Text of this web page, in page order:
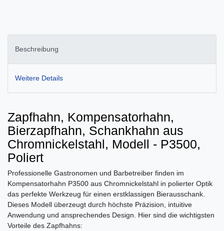
Beschreibung
Weitere Details
Zapfhahn, Kompensatorhahn,
Bierzapfhahn, Schankhahn aus
Chromnickelstahl, Modell - P3500,
Poliert
Professionelle Gastronomen und Barbetreiber finden im
Kompensatorhahn P3500 aus Chromnickelstahl in polierter Optik
das perfekte Werkzeug für einen erstklassigen Bierausschank.
Dieses Modell überzeugt durch höchste Präzision, intuitive
Anwendung und ansprechendes Design. Hier sind die wichtigsten
Vorteile des Zapfhahns: